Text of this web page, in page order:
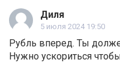
Диля
5 июля 2024 19:50
Рубль вперед. Ты
Нужно ускориться